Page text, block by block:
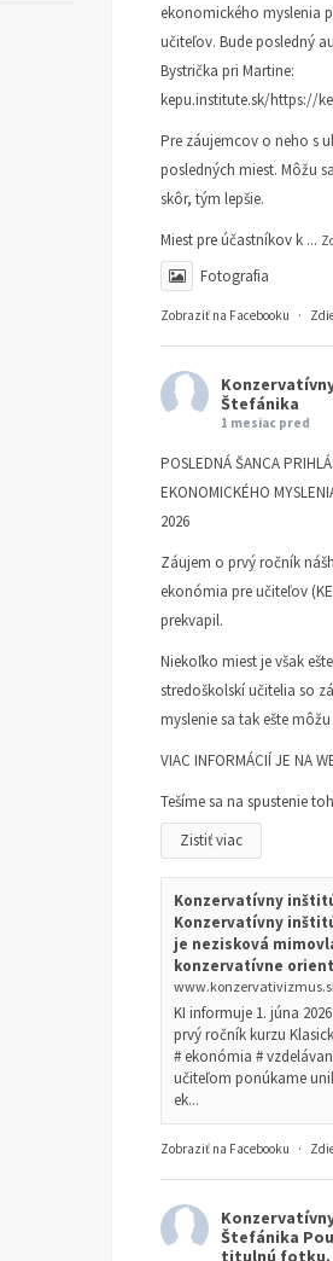
ekonomického myslenia
učiteľov. Bude posledný
Bystrička pri Martine:
kepu.institute.sk/https://
Pre záujemcov o neho s
posledných miest. Môžu
skôr, tým lepšie.
Miest pre účastníkov k ...
Fotografia
Zobraziť na Facebooku ·
Štefánika
1 mesiac pred
POSLEDNÁ ŠANCA
EKONOMICKÉHO
2026
Záujem o prvý ročník
ekonómia pre učiteľov
prekvapil.
Niekoľko miest je však
stredoškolskí učitelia so
myslenie sa tak ešte
VIAC INFORMÁCIÍ JE NA
Tešíme sa na spustenie
Zistiť viac
Konzervatívny
Konzervatívny
je nezisková
konzervatívne
KI informuje 1. júna
prvý ročník kurzu
# ekonómia #
učiteľom ponúkame
ek...
Zobraziť na Facebooku ·
Štefánika
titulnú fotku.